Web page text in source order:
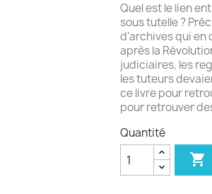
Quel est le lien
sous tutelle ?
d’archives qui
après la
judiciaires, les
les tuteurs
ce livre pour
pour retrouver
Quantité
